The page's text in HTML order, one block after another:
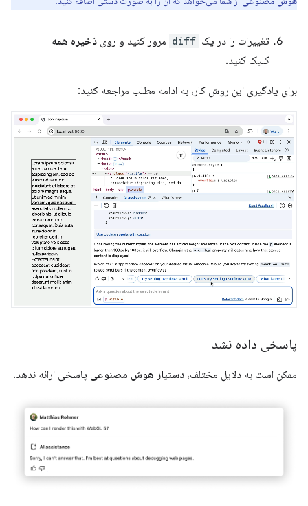
تغییرات را در یک diff مرور کنید و روی ذخیره همه
کلیک کنید.
برای یادگیری این روش کار، به ادامه مطلب مراجعه کنید:
پاسخی داده نشد
ممکن است به دلایل مختلف، دستیار هوش مصنوعی پاسخی ارائه ندهد.